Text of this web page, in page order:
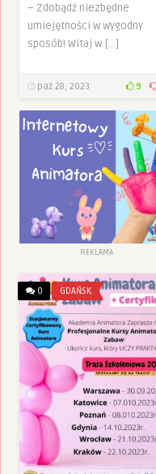
– Zdobądź niezbędne
umiejętności w wygodny
sposób! Witaj w […]
paź 28, 2023 9
REKLAMA
0 GDAŃSK